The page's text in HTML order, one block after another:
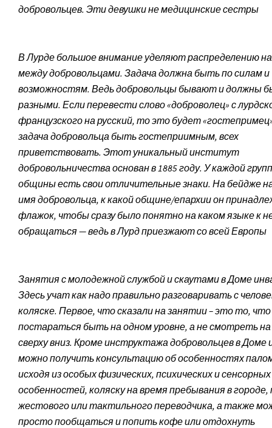
добровольцев. Эти девушки не медицинские сестры
В Лурде большое внимание уделяют распределению
между добровольцами. Задача должна быть по силам и
возможностям. Ведь добровольцы бывают и должны
разными. Если перевести слово «доброволец» с
французско­го на русский, то это будет
задача добровольца быть гостеприимным, всех
приветствовать. Этот уникальный институт
добровольничества основан в 1885 году. У каждой
общины есть свои отличительные знаки. На бейдже
имя добровольца, к какой общине/епархии он
флажок, чтобы сразу было понятно на каком языке к
обращаться — ведь в Лурд приезжают со всей Европы
Занятия с молодежной службой и скаутами в Доме
Здесь учат как надо правильно разговаривать с
коляске. Первое, что сказали на занятии – это то,
постараться быть на одном уровне, а не смотреть на
сверху вниз. Кроме инструктажа добровольцев в Доме
можно получить консультацию об особенност­ях
исходя из особых физических, психических и сенсорных
особенностей, коляску на время пребывания в
жестового или тактильного переводчика, а также
просто пообщаться и попить кофе или отдохнуть